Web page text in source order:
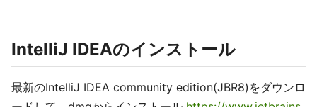
IntelliJ IDEAのインストール
最新のIntelliJ IDEA community edition(JBR8)をダウンロ